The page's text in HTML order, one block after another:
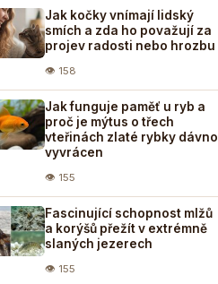
Jak kočky vnímají lidský
smích a zda ho považují za
projev radosti nebo hrozbu
👁 158
Jak funguje paměť u ryb a
proč je mýtus o třech
vteřinách zlaté rybky dávno
vyvrácen
👁 155
Fascinující schopnost mlžů
a korýšů přežít v extrémně
slaných jezerech
👁 155